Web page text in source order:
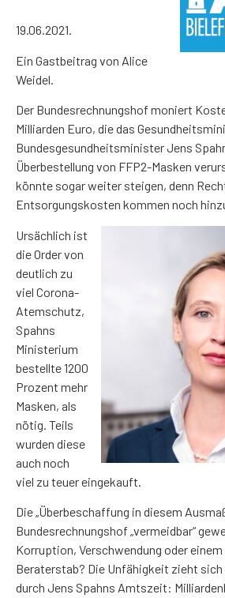
19.06.2021.
Ein Gastbeitrag von Alice
Weidel.
Der Bundesrechnungshof moniert
Milliarden Euro, die das
Bundesgesundheitsminister Jens
Überbestellung von FFP2-Masken
könnte sogar weiter steigen, denn
Entsorgungskosten kommen noch
Ursächlich ist
die Order von
deutlich zu
viel Corona-
Atemschutz,
Spahns
Ministerium
bestellte 1200
Prozent mehr
Masken, als
nötig. Teils
wurden diese
auch noch
viel zu teuer eingekauft.
Die „Überbeschaffung in diesem
Bundesrechnungshof „vermeidbar“
Korruption, Verschwendung oder
Beraterstab? Die Unfähigkeit zieht sich
durch Jens Spahns Amtszeit: